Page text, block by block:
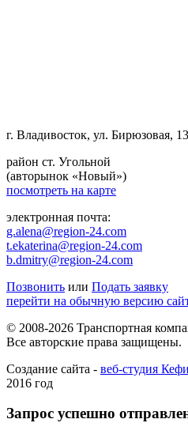
г. Владивосток, ул. Бирюзовая, 13
район ст. Угольной
(авторынок «Новый»)
посмотреть на карте
электронная почта:
g.alena@region-24.com
t.ekaterina@region-24.com
b.dmitry@region-24.com
Позвонить или Подать заявку
перейти на обычную версию
© 2008-2026 Транспортная
Все авторские права защищены.
Создание сайта - веб-студия
2016 год
Запрос успешно